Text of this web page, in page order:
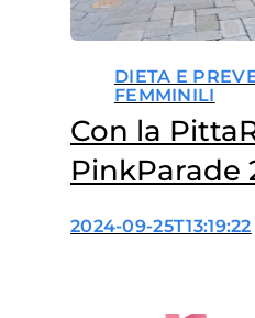
DIETA E
FEMMINILI
Con la
PinkParade
camminare
2024-09-25T13:19:22